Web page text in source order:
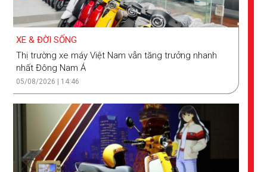
XE & ĐỜI SỐNG
Thị trường xe máy Việt Nam vẫn tăng trưởng nhanh
nhất Đông Nam Á
05/08/2026 | 14:46